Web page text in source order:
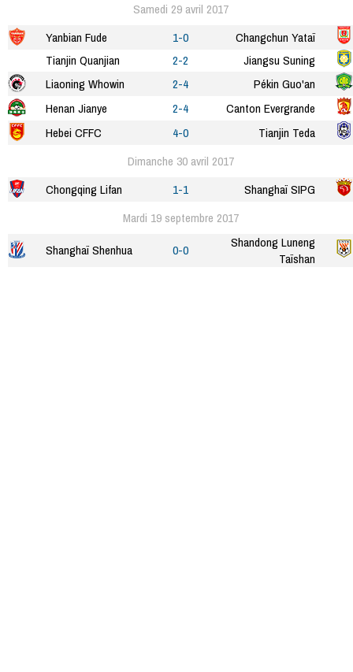
Samedi 29 avril 2017
Yanbian Fude
1-0
Changchun Yataï
Tianjin Quanjian
2-2
Jiangsu Suning
Liaoning Whowin
2-4
Pékin Guo'an
Henan Jianye
2-4
Canton Evergrande
Hebei CFFC
4-0
Tianjin Teda
Dimanche 30 avril 2017
Chongqing Lifan
1-1
Shanghaï SIPG
Mardi 19 septembre 2017
Shanghaï Shenhua
0-0
Shandong Luneng
Taïshan